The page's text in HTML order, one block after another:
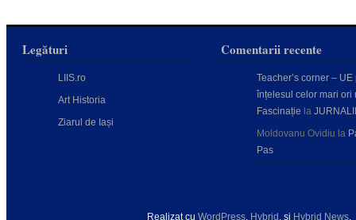
Legături
LIIS.ro
Art Historia
Ziarul de Iași
Comentarii recente
Teacher’s corner – UE
înțelesul celor mari ori
Fascinație la
Moldovanu Ovidiu la
Pas
Realizat cu WordPress, Hybrid , şi Hybrid News.